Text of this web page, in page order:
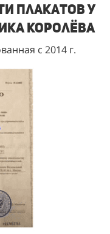
плакатов у
Королёва
с 2014 г.